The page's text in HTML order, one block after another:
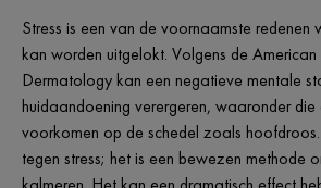
Stress is een van de voornaamste
kan worden uitgelokt. Volgens de
Dermatology kan een negatieve mentale
huidaandoening verergeren, waaronder
voorkomen op de schedel zoals
tegen stress; het is een bewezen methode